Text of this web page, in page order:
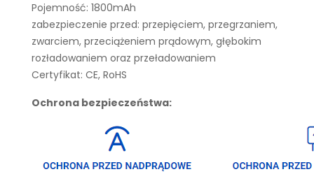
Pojemność: 1800mAh
zabezpieczenie przed: przepięciem, przegrzaniem,
zwarciem, przeciążeniem prądowym, głębokim
rozładowaniem oraz przeładowaniem
Certyfikat: CE, RoHS
Ochrona bezpieczeństwa: